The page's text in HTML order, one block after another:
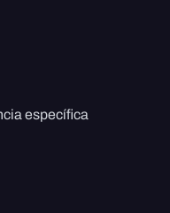
específica